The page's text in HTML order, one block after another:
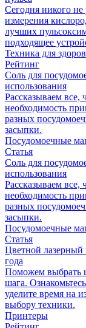
Сегодня никого
измерения
лучших
подходящее
Техника для
Рейтинг
Соль для
использования
Рассказываем все,
необходимость
разных
засыпки.
Посудомоечные
Статья
Соль для
использования
Рассказываем все,
необходимость
разных
засыпки.
Посудомоечные
Статья
Цветной лазерный
года
Поможем выбрать
шага.
уделите время на
выбору техники.
Принтеры